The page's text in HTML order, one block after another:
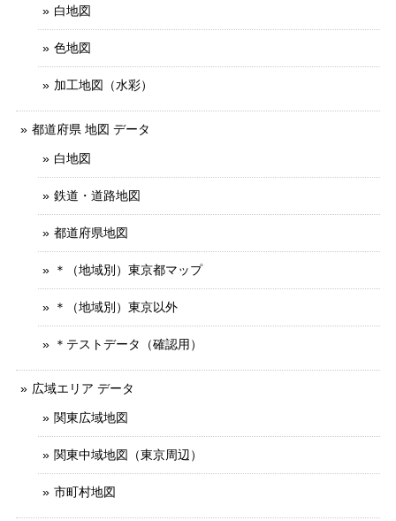
白地図
色地図
加工地図（水彩）
都道府県 地図 データ
白地図
鉄道・道路地図
都道府県地図
＊（地域別）東京都マップ
＊（地域別）東京以外
＊テストデータ（確認用）
広域エリア データ
関東広域地図
関東中域地図（東京周辺）
市町村地図